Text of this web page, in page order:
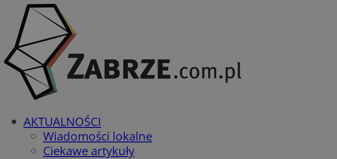
AKTUALNOŚCI
Wiadomości lokalne
Ciekawe artykuły